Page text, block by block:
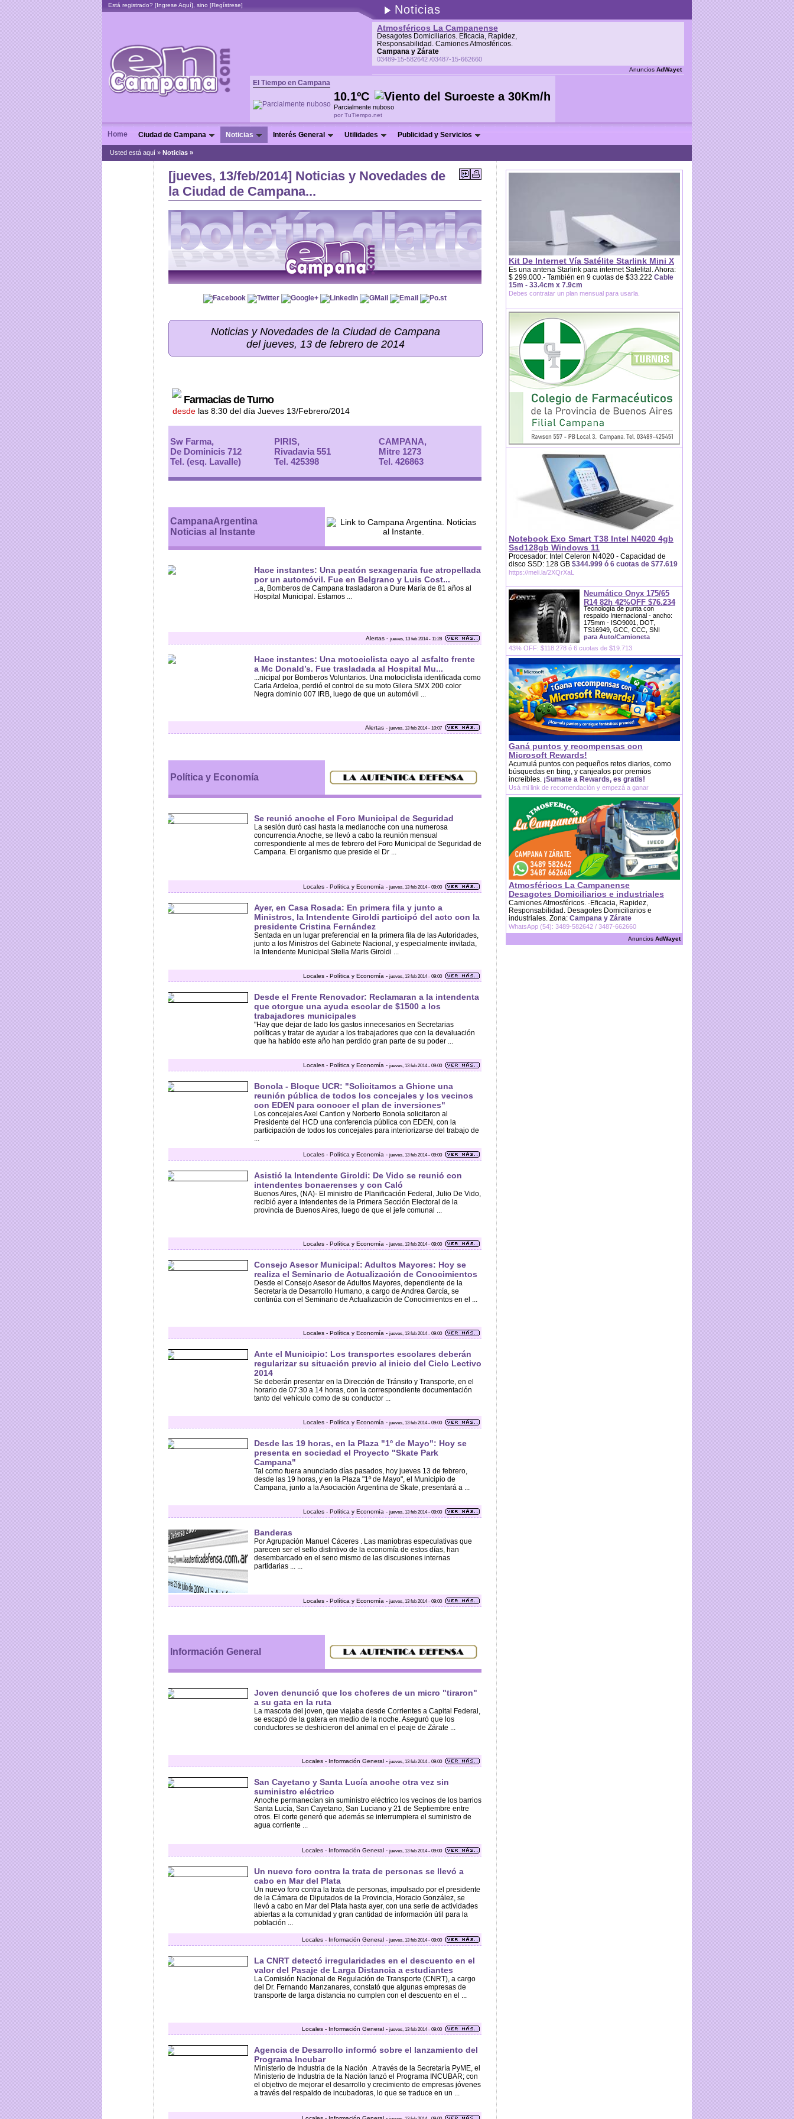
Está registrado? [Ingrese Aquí], sino [Regístrese] Noticias
Atmosféricos La Campanense
Desagotes Domiciliarios. Eficacia, Rapidez,
Responsabilidad. Camiones Atmosféricos.
Campana y Zárate
03489-15-582642 /03487-15-662660
Anuncios AdWayet
El Tiempo en Campana
10.1ºC
Parcialmente nuboso
por TuTiempo.net
Home Ciudad de Campana Noticias Interés General Utilidades Publicidad y Servicios
Usted está aquí » Noticias »
[jueves, 13/feb/2014] Noticias y Novedades de
la Ciudad de Campana...
Noticias y Novedades de la Ciudad de Campana
del jueves, 13 de febrero de 2014
Farmacias de Turno
desde las 8:30 del día Jueves 13/Febrero/2014
Sw Farma,
De Dominicis 712
Tel. (esq. Lavalle)
PIRIS,
Rivadavia 551
Tel. 425398
CAMPANA,
Mitre 1273
Tel. 426863
CampanaArgentina
Noticias al Instante
Hace instantes: Una peatón sexagenaria fue atropellada
por un automóvil. Fue en Belgrano y Luis Cost...
...a, Bomberos de Campana trasladaron a Dure María de 81 años al
Hospital Municipal. Estamos ...
Alertas - jueves, 13 feb 2014 - 11:28
Hace instantes: Una motociclista cayo al asfalto frente
a Mc Donald’s. Fue trasladada al Hospital Mu...
...nicipal por Bomberos Voluntarios. Una motociclista identificada como
Carla Ardeloa, perdió el control de su moto Gilera SMX 200 color
Negra dominio 007 IRB, luego de que un automóvil ...
Alertas - jueves, 13 feb 2014 - 10:07
Política y Economía
Se reunió anoche el Foro Municipal de Seguridad
La sesión duró casi hasta la medianoche con una numerosa
concurrencia Anoche, se llevó a cabo la reunión mensual
correspondiente al mes de febrero del Foro Municipal de Seguridad de
Campana. El organismo que preside el Dr ...
Locales - Política y Economía - jueves, 13 feb 2014 - 09:00
Ayer, en Casa Rosada: En primera fila y junto a
Ministros, la Intendente Giroldi participó del acto con la
presidente Cristina Fernández
Sentada en un lugar preferencial en la primera fila de las Autoridades,
junto a los Ministros del Gabinete Nacional, y especialmente invitada,
la Intendente Municipal Stella Maris Giroldi ...
Locales - Política y Economía - jueves, 13 feb 2014 - 09:00
Desde el Frente Renovador: Reclamaran a la intendenta
que otorgue una ayuda escolar de $1500 a los
trabajadores municipales
"Hay que dejar de lado los gastos innecesarios en Secretarias
políticas y tratar de ayudar a los trabajadores que con la devaluación
que ha habido este año han perdido gran parte de su poder ...
Locales - Política y Economía - jueves, 13 feb 2014 - 09:00
Bonola - Bloque UCR: "Solicitamos a Ghione una
reunión pública de todos los concejales y los vecinos
con EDEN para conocer el plan de inversiones"
Los concejales Axel Cantlon y Norberto Bonola solicitaron al
Presidente del HCD una conferencia pública con EDEN, con la
participación de todos los concejales para interiorizarse del trabajo de
...
Locales - Política y Economía - jueves, 13 feb 2014 - 09:00
Asistió la Intendente Giroldi: De Vido se reunió con
intendentes bonaerenses y con Caló
Buenos Aires, (NA)- El ministro de Planificación Federal, Julio De Vido,
recibió ayer a intendentes de la Primera Sección Electoral de la
provincia de Buenos Aires, luego de que el jefe comunal ...
Locales - Política y Economía - jueves, 13 feb 2014 - 09:00
Consejo Asesor Municipal: Adultos Mayores: Hoy se
realiza el Seminario de Actualización de Conocimientos
Desde el Consejo Asesor de Adultos Mayores, dependiente de la
Secretaría de Desarrollo Humano, a cargo de Andrea García, se
continúa con el Seminario de Actualización de Conocimientos en el ...
Locales - Política y Economía - jueves, 13 feb 2014 - 09:00
Ante el Municipio: Los transportes escolares deberán
regularizar su situación previo al inicio del Ciclo Lectivo
2014
Se deberán presentar en la Dirección de Tránsito y Transporte, en el
horario de 07:30 a 14 horas, con la correspondiente documentación
tanto del vehículo como de su conductor ...
Locales - Política y Economía - jueves, 13 feb 2014 - 09:00
Desde las 19 horas, en la Plaza "1º de Mayo": Hoy se
presenta en sociedad el Proyecto "Skate Park
Campana"
Tal como fuera anunciado días pasados, hoy jueves 13 de febrero,
desde las 19 horas, y en la Plaza "1º de Mayo", el Municipio de
Campana, junto a la Asociación Argentina de Skate, presentará a ...
Locales - Política y Economía - jueves, 13 feb 2014 - 09:00
Banderas
Por Agrupación Manuel Cáceres . Las maniobras especulativas que
parecen ser el sello distintivo de la economía de estos días, han
desembarcado en el seno mismo de las discusiones internas
partidarias ... ...
Locales - Política y Economía - jueves, 13 feb 2014 - 09:00
Información General
Joven denunció que los choferes de un micro "tiraron"
a su gata en la ruta
La mascota del joven, que viajaba desde Corrientes a Capital Federal,
se escapó de la gatera en medio de la noche. Aseguró que los
conductores se deshicieron del animal en el peaje de Zárate ...
Locales - Información General - jueves, 13 feb 2014 - 09:00
San Cayetano y Santa Lucía anoche otra vez sin
suministro eléctrico
Anoche permanecían sin suministro eléctrico los vecinos de los barrios
Santa Lucía, San Cayetano, San Luciano y 21 de Septiembre entre
otros. El corte generó que además se interrumpiera el suministro de
agua corriente ...
Locales - Información General - jueves, 13 feb 2014 - 09:00
Un nuevo foro contra la trata de personas se llevó a
cabo en Mar del Plata
Un nuevo foro contra la trata de personas, impulsado por el presidente
de la Cámara de Diputados de la Provincia, Horacio González, se
llevó a cabo en Mar del Plata hasta ayer, con una serie de actividades
abiertas a la comunidad y gran cantidad de información útil para la
población ...
Locales - Información General - jueves, 13 feb 2014 - 09:00
La CNRT detectó irregularidades en el descuento en el
valor del Pasaje de Larga Distancia a estudiantes
La Comisión Nacional de Regulación de Transporte (CNRT), a cargo
del Dr. Fernando Manzanares, constató que algunas empresas de
transporte de larga distancia no cumplen con el descuento en el ...
Locales - Información General - jueves, 13 feb 2014 - 09:00
Agencia de Desarrollo informó sobre el lanzamiento del
Programa Incubar
Ministerio de Industria de la Nación . A través de la Secretaría PyME, el
Ministerio de Industria de la Nación lanzó el Programa INCUBAR; con
el objetivo de mejorar el desarrollo y crecimiento de empresas jóvenes
a través del respaldo de incubadoras, lo que se traduce en un ...
Kit De Internet Vía Satélite Starlink Mini X
Es una antena Starlink para internet Satelital. Ahora:
$ 299.000.- También en 9 cuotas de $33.222 Cable
15m - 33.4cm x 7.9cm
Debes contratar un plan mensual para usarla.
Notebook Exo Smart T38 Intel N4020 4gb
Ssd128gb Windows 11
Procesador: Intel Celeron N4020 - Capacidad de
disco SSD: 128 GB $344.999 ó 6 cuotas de $77.619
https://meli.la/2XQrXaL
Neumático Onyx 175/65
R14 82h 42%OFF $76.234
Tecnología de punta con
respaldo Internacional - ancho:
175mm - ISO9001, DOT,
TS16949, GCC, CCC, SNI
para Auto/Camioneta
43% OFF: $118.278 ó 6 cuotas de $19.713
Ganá puntos y recompensas con
Microsoft Rewards!
Acumulá puntos con pequeños retos diarios, como
búsquedas en bing, y canjealos por premios
increíbles. ¡Sumate a Rewards, es gratis!
Usá mi link de recomendación y empezá a ganar
Atmosféricos La Campanense
Desagotes Domiciliarios e industriales
Camiones Atmosféricos. ·Eficacia, Rapidez,
Responsabilidad. Desagotes Domiciliarios e
industriales. Zona: Campana y Zárate
WhatsApp (54): 3489-582642 / 3487-662660
Anuncios AdWayet